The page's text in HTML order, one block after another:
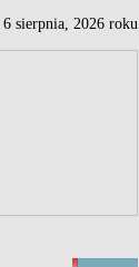
6 sierpnia, 2026 roku